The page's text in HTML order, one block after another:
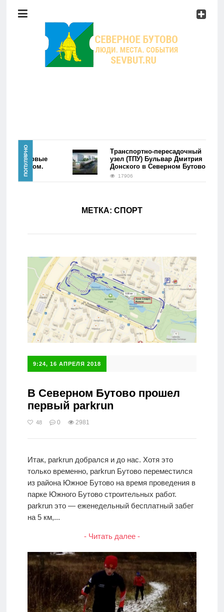
Район
Мероприятия
Главная
Новости
ПОПУЛЯРНО
Первые
фэйком.
Транспортно-пересадочный
узел (ТПУ) Бульвар Дмитрия
Донского в Северном Бутово
17906
МЕТКА: СПОРТ
9:24, 16 АПРЕЛЯ 2018
В Северном Бутово прошел
первый parkrun
48 0 2981
Итак, parkrun добрался и до нас. Хотя это
только временно, parkrun Бутово переместился
из района Южное Бутово на время проведения в
парке Южного Бутово строительных работ.
parkrun это — еженедельный бесплатный забег
на 5 км,...
- Читать далее -